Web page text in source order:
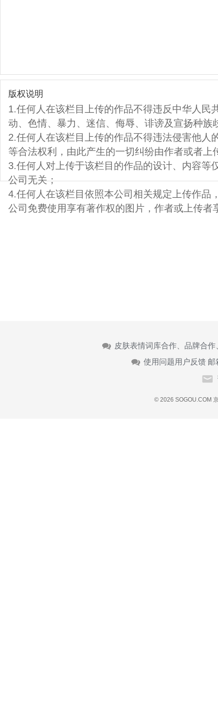
版权说明
1.任何人在该栏目上传的作品不得违反中华人民
动、色情、暴力、迷信、侮辱、诽谤及宣扬种族
2.任何人在该栏目上传的作品不得违法侵害他人
等合法权利，由此产生的一切纠纷由作者或者上
3.任何人对上传于该栏目的作品的设计、内容等
公司无关；
4.任何人在该栏目依照本公司相关规定上传作品
公司免费使用享有著作权的图片，作者或上传者
皮肤表情词库合作、品牌合
使用问题用户反馈 邮
© 2026 SOGOU.COM